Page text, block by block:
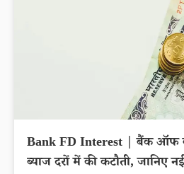
Bank FD Interest | बैंक ऑफ
ब्याज दरों में की कटौती, जानिए